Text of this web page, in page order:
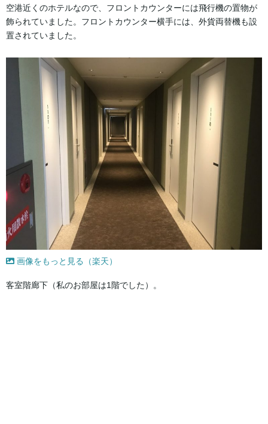
空港近くのホテルなので、フロントカウンターには飛行機の置物が
飾られていました。フロントカウンター横手には、外貨両替機も設
置されていました。
画像をもっと見る（楽天）
客室階廊下（私のお部屋は1階でした）。